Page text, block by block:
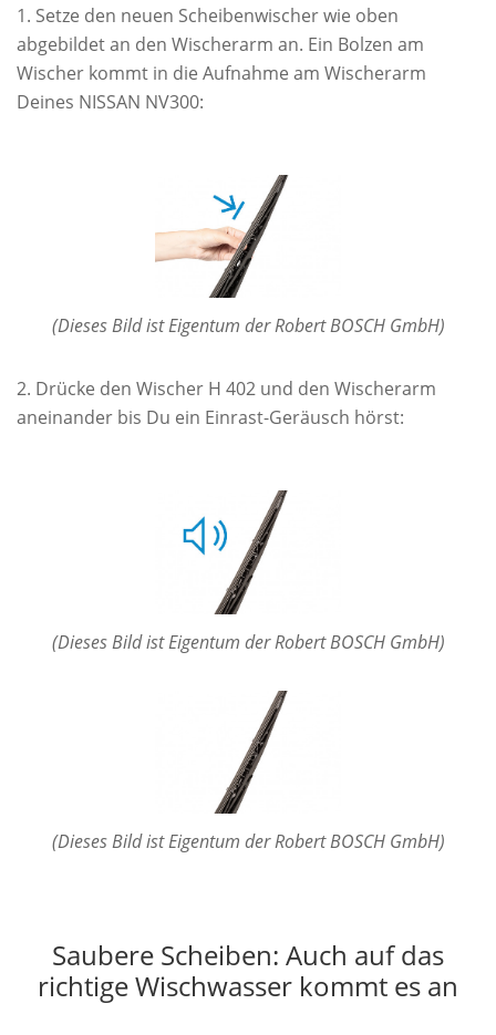
Setze den neuen Scheibenwischer wie oben
abgebildet an den Wischerarm an. Ein Bolzen am
Wischer kommt in die Aufnahme am Wischerarm
Deines NISSAN NV300:
(Dieses Bild ist Eigentum der Robert BOSCH GmbH)
Drücke den Wischer H 402 und den Wischerarm
aneinander bis Du ein Einrast-Geräusch hörst:
(Dieses Bild ist Eigentum der Robert BOSCH GmbH)
(Dieses Bild ist Eigentum der Robert BOSCH GmbH)
Saubere Scheiben: Auch auf das
richtige Wischwasser kommt es an